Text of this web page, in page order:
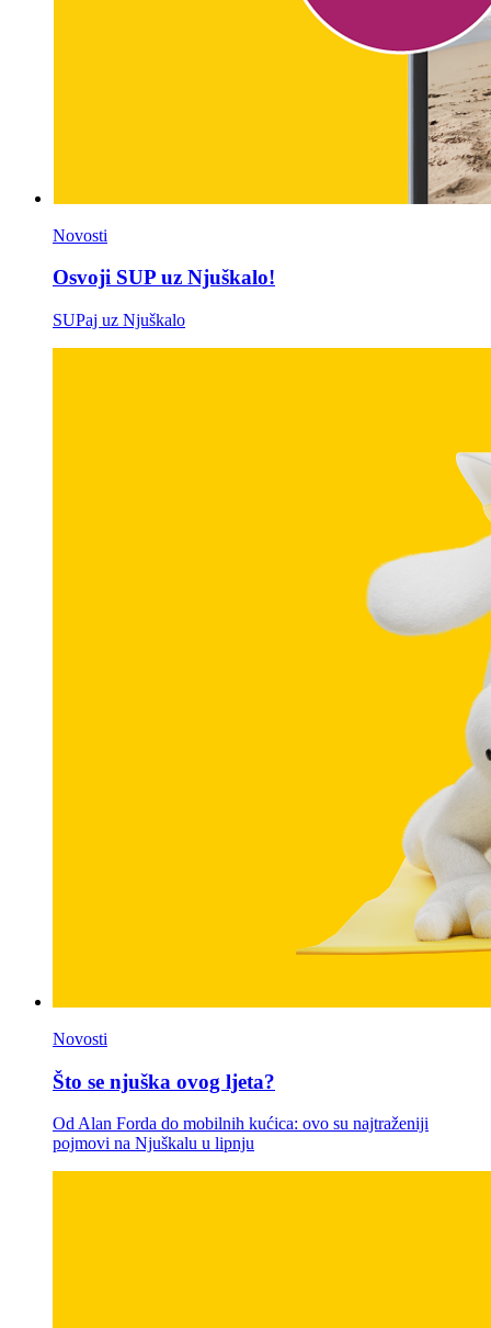
Novosti
Osvoji SUP uz Njuškalo!
SUPaj uz Njuškalo
Novosti
Što se njuška ovog ljeta?
Od Alan Forda do mobilnih kućica: ovo su najtraženiji
pojmovi na Njuškalu u lipnju